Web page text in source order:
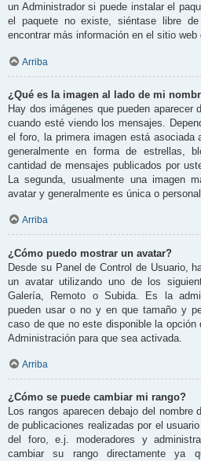
un Administrador si puede instalar el
el paquete no existe, siéntase libre
encontrar más información en el sitio web
Arriba
¿Qué es la imagen al lado de mi
Hay dos imágenes que pueden aparecer
cuando esté viendo los mensajes.
el foro, la primera imagen está asociada
generalmente en forma de estrellas,
cantidad de mensajes publicados por
La segunda, usualmente una imagen
avatar y generalmente es única o
Arriba
¿Cómo puedo mostrar un avatar?
Desde su Panel de Control de Usuario,
un avatar utilizando uno de los
Galería, Remoto o Subida. Es la
pueden usar o no y en que tamaño y
caso de que no este disponible la
Administración para que sea activada.
Arriba
¿Cómo se puede cambiar mi rango?
Los rangos aparecen debajo del nombre
de publicaciones realizadas por el
del foro, e.j. moderadores y
cambiar su rango directamente ya